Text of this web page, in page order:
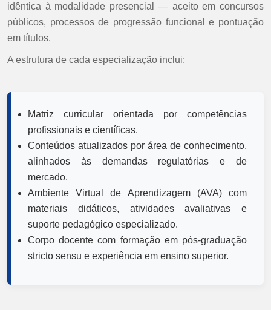
idêntica à modalidade presencial — aceito em concursos
públicos, processos de progressão funcional e pontuação
em títulos.
A estrutura de cada especialização inclui:
Matriz curricular orientada por competências
profissionais e científicas.
Conteúdos atualizados por área de conhecimento,
alinhados às demandas regulatórias e de
mercado.
Ambiente Virtual de Aprendizagem (AVA) com
materiais didáticos, atividades avaliativas e
suporte pedagógico especializado.
Corpo docente com formação em pós-graduação
stricto sensu e experiência em ensino superior.